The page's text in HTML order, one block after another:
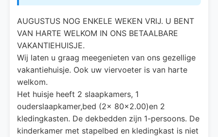
AUGUSTUS NOG ENKELE WEKEN VRIJ. U BENT
VAN HARTE WELKOM IN ONS BETAALBARE
VAKANTIEHUISJE.
Wij laten u graag meegenieten van ons gezellige
vakantiehuisje. Ook uw viervoeter is van harte
welkom.
Het huisje heeft 2 slaapkamers, 1
ouderslaapkamer,bed (2x 80x2.00)en 2
kledingkasten. De dekbedden zijn 1-persoons. De
kinderkamer met stapelbed en kledingkast is niet